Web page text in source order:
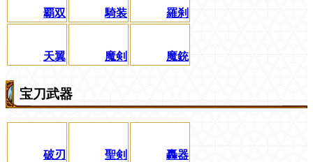
覇双 騎装 羅刹
天翼 魔剣 魔銃
宝刀武器
破刃 聖剣 轟器